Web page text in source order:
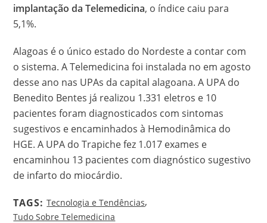
implantação da Telemedicina, o índice caiu para
5,1%.
Alagoas é o único estado do Nordeste a contar com
o sistema. A Telemedicina foi instalada no em agosto
desse ano nas UPAs da capital alagoana. A UPA do
Benedito Bentes já realizou 1.331 eletros e 10
pacientes foram diagnosticados com sintomas
sugestivos e encaminhados à Hemodinâmica do
HGE. A UPA do Trapiche fez 1.017 exames e
encaminhou 13 pacientes com diagnóstico sugestivo
de infarto do miocárdio.
TAGS: Tecnologia e Tendências,
Tudo Sobre Telemedicina